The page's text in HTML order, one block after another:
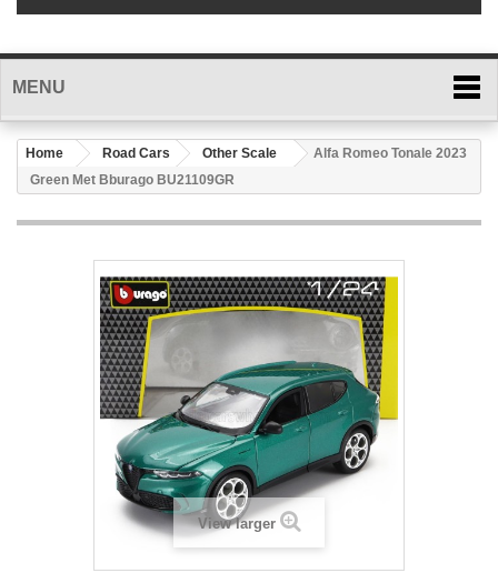
MENU
Home Road Cars Other Scale
Alfa Romeo Tonale 2023
Green Met Bburago BU21109GR
View larger